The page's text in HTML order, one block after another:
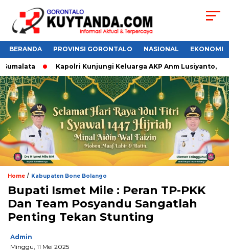
BERANDA PROVINSI GORONTALO NASIONAL EKONOMI
Kapolri Kunjungi Keluarga AKP Anm Lusiyanto,
Home / Kabupaten Bone Bolango
Bupati Ismet Mile : Peran TP-PKK
Dan Team Posyandu Sangatlah
Penting Tekan Stunting
Admin
Minggu, 11 Mei 2025